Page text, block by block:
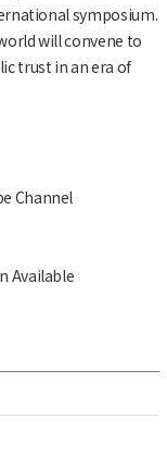
symposium.
will convene to
trust in an era of
Channel
Available